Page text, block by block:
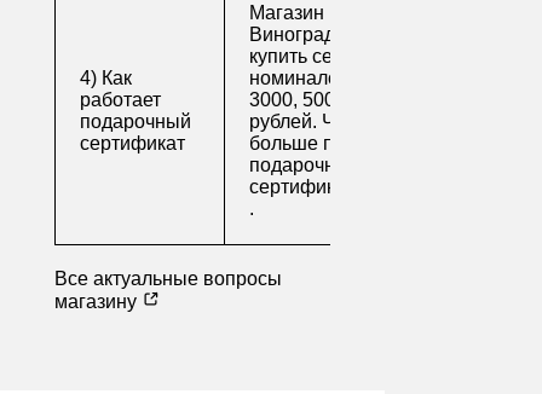
4) Как
работает
подарочный
сертификат
Магазин напитков
Виноград предлагает
купить сертификаты
номиналом 500, 1000,
3000, 5000 и 10000
рублей. Читайте
больше про
подарочные
сертификаты
.
Все актуальные вопросы
магазину